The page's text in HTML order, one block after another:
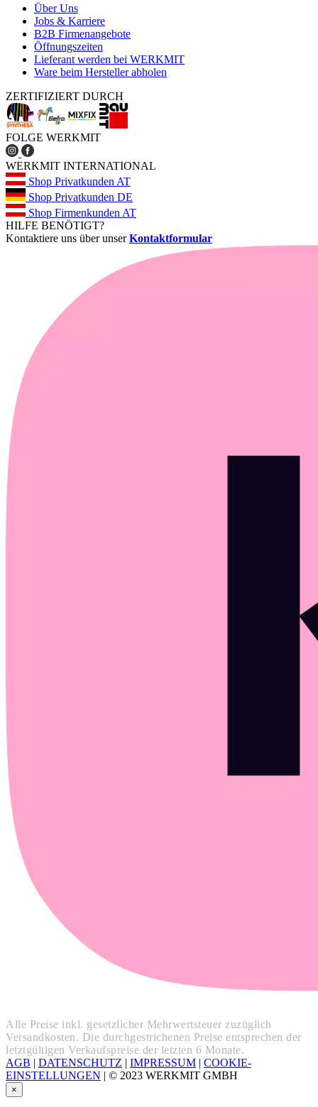
Über Uns
Jobs & Karriere
B2B Firmenangebote
Öffnungszeiten
Lieferant werden bei WERKMIT
Ware beim Hersteller abholen
ZERTIFIZIERT DURCH
FOLGE WERKMIT
WERKMIT INTERNATIONAL
Shop Privatkunden AT
Shop Privatkunden DE
Shop Firmenkunden AT
HILFE BENÖTIGT?
Kontaktiere uns über unserKontaktformular
Alle Preise inkl. gesetzlicher Mehrwertsteuer zuzüglich
Versandkosten. Die durchgestrichenen Preise entsprechen der
letztgültigen Verkaufspreise der letzten 6 Monate.
AGB | DATENSCHUTZ | IMPRESSUM | COOKIE-
EINSTELLUNGEN | © 2023 WERKMIT GMBH
×